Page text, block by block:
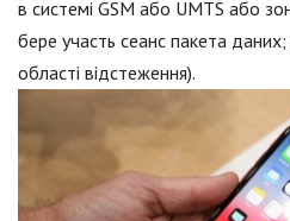
в системі GSM або UMTS або
бере участь сеанс пакета
області відстеження).